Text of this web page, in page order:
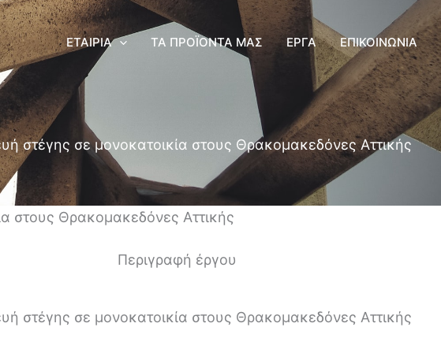
ΕΤΑΙΡΊΑ ΤΑ ΠΡΟΪΌΝΤΑ ΜΑΣ ΈΡΓΑ ΕΠΙΚΟΙΝΩΝΊΑ
στέγης σε μονοκατοικία στους Θρακομακεδόνες Αττικής
στους Θρακομακεδόνες Αττικής
Περιγραφή έργου
στέγης σε μονοκατοικία στους Θρακομακεδόνες Αττικής